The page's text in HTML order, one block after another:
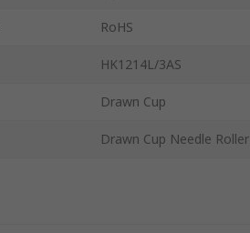
RoHS
HK1214L/3AS
Drawn Cup
Drawn Cup Needle Roller